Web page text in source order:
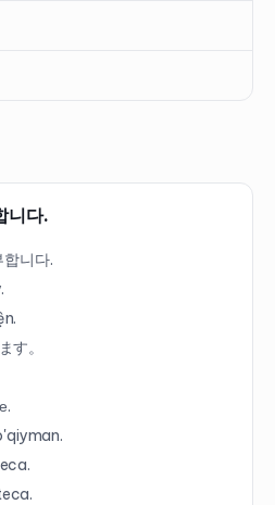
니다.
합니다.
す。